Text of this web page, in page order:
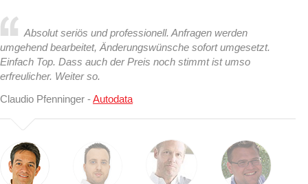
Absolut seriös und professionell. Anfragen werden
umgehend bearbeitet, Änderungswünsche sofort umgesetzt.
Einfach Top. Dass auch der Preis noch stimmt ist umso
erfreulicher. Weiter so.
Claudio Pfenninger -Autodata